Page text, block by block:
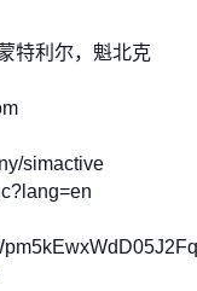
特利尔，魁北克
simactive